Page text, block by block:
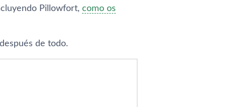
Pillowfort, como os
de todo.